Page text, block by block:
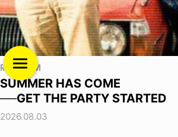
RANDOM
SUMMER HAS COME
──GET THE PARTY STARTED
2026.08.03